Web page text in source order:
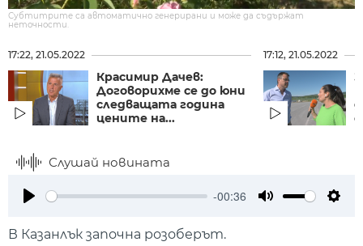
Субтитрите са автоматично генерирани и може да съдържат
неточности.
17:22, 21.05.2022
Красимир Дачев:
Договорихме се до юни
следващата година
цените на...
17:12, 21.05.2022
Слушай новината
-00:36
В Казанлък започна розоберът.